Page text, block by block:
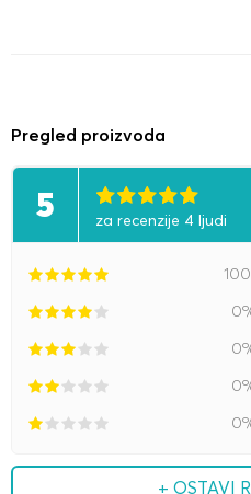
Pregled proizvoda
5 za recenzije 4 ljudi
+ OSTAVI